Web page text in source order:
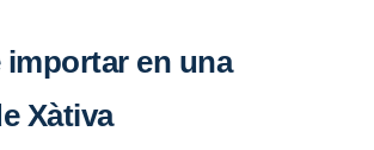
importar en una
Xàtiva